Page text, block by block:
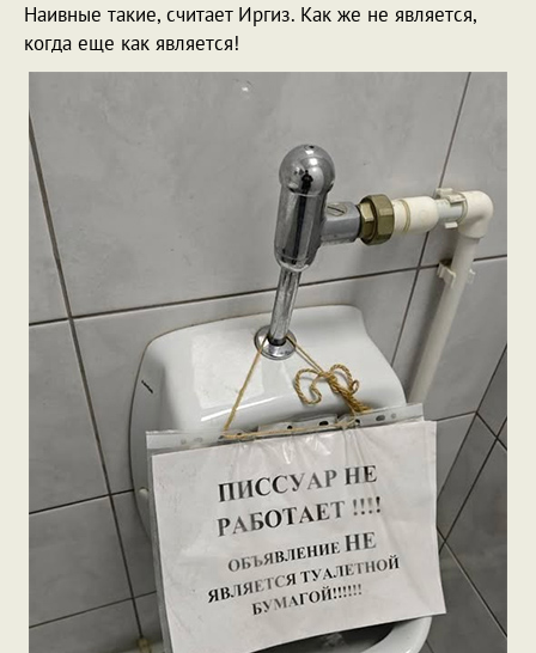
Наивные такие, считает Иргиз. Как же не является,
когда еще как является!